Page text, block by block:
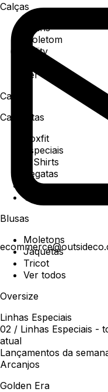
Calças
Jeans
Moletom
Utility
Ver todos
Camisa
Camisetas
Boxfit
Especiais
T-Shirts
Regatas
Polo
Ver todos
Blusas
Moletons
Jaquetas
Tricot
Ver todos
Oversize
Linhas Especiais
02 / Linhas Especiais -
atual
Lançamentos da
Arcanjos
Golden Era